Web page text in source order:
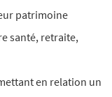
patrimoine
santé, retraite,
en relation un